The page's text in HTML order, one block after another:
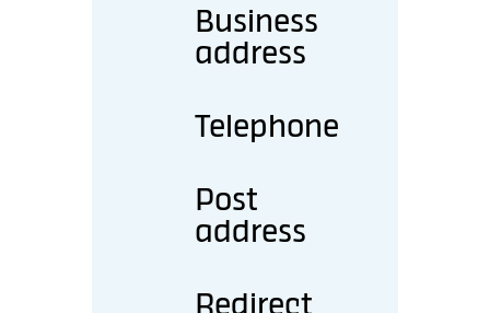
Business
address
Telephone
Post
address
Redirect